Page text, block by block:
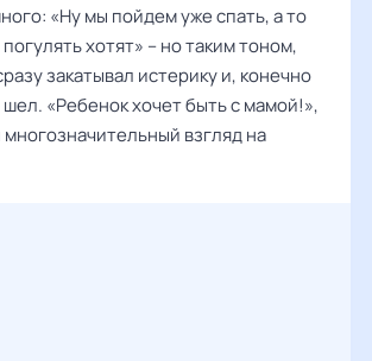
«Ну мы пойдем уже спать, а то
хотят» – но таким тоном,
закатывал истерику и, конечно
«Ребенок хочет быть с мамой!»,
многозначительный взгляд на